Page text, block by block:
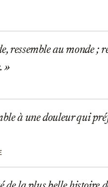
ressemble au monde ;
à une douleur qui